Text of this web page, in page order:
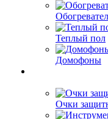
Теплый пол
Домофоны
Очки